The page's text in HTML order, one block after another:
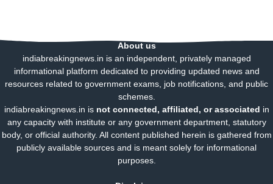
About us
indiabreakingnews.in is an independent, privately managed
informational platform dedicated to providing updated news and
resources related to government exams, job notifications, and public
schemes.
indiabreakingnews.in is not connected, affiliated, or associated in
any capacity with institute or any government department, statutory
body, or official authority. All content published herein is gathered from
publicly available sources and is meant solely for informational
purposes.